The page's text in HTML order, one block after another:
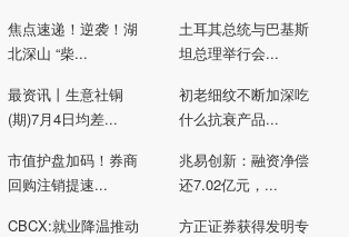
焦点速递！逆袭！湖
北深山 “柴...
土耳其总统与巴基斯
坦总理举行会...
最资讯丨生意社铜
(期)7月4日均差...
初老细纹不断加深吃
什么抗衰产品...
市值护盘加码！券商
回购注销提速...
兆易创新：融资净偿
还7.02亿元，...
CBCX:就业降温推动
方正证券获得发明专